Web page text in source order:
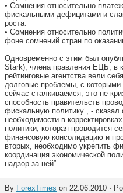
• Сомнения относительно
фискальными дефицитами и
роста.
• Сомнения относительно
фоне сомнений стран по
Одновременно с этим был
Stark), члена правления ЕЦБ, в
рейтинговые агентства вели
долговые проблемы, с
сейчас сталкиваемся, это не
способность правительств
фискальную политику”, - сказал
необходимости в
политики, которая проводится
финансовую консолидацию и
вторых, необходимо укрепить
координация экономической
надзор за ней”.
By ForexTimes on 22.06.2010 ·